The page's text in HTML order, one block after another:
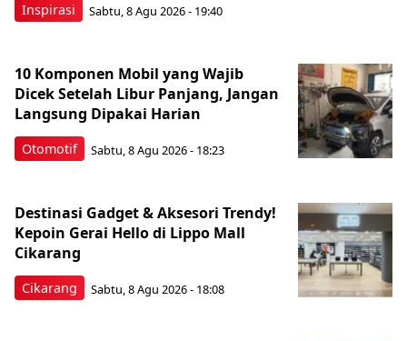
Inspirasi Sabtu, 8 Agu 2026 - 19:40
Otomotif
10 Komponen Mobil yang Wajib
Dicek Setelah Libur Panjang, Jangan
Langsung Dipakai Harian
Sabtu, 8 Agu 2026 - 18:23
Cikarang
Destinasi Gadget & Aksesori Trendy!
Kepoin Gerai Hello di Lippo Mall
Cikarang
Sabtu, 8 Agu 2026 - 18:08